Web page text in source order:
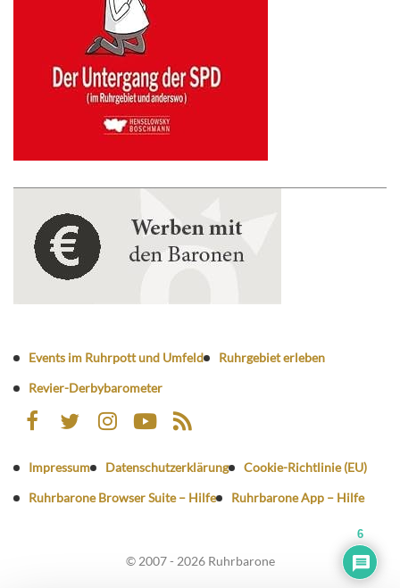
Events im Ruhrpott und Umfeld
Ruhrgebiet erleben
Revier-Derbybarometer
Impressum Datenschutzerklärung
Cookie-Richtlinie (EU)
Ruhrbarone Browser Suite – Hilfe
Ruhrbarone App – Hilfe
© 2007 - 2026 Ruhrbarone
6